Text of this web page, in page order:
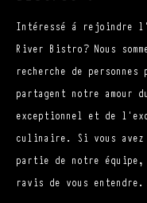
Intéressé à rejoindre
River Bistro? Nous
recherche de personnes
partagent notre amour
exceptionnel et de
culinaire. Si vous
partie de notre équipe,
ravis de vous entendre.